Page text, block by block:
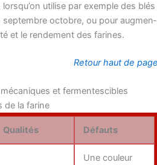
uti­lise par exemple des blés
sep­tembre octobre, ou pour aug­men­
et le ren­de­ment des farines.
Retour haut de
et fermentescibles
de la farine
Qua­li­tés Défauts
Une cou­leur